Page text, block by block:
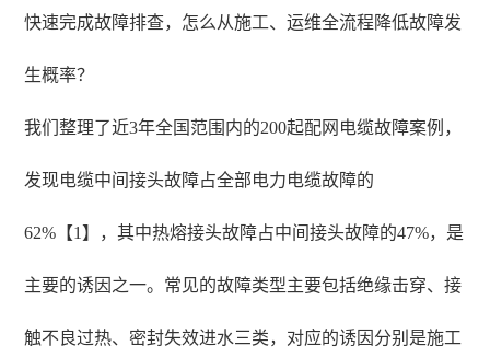
快速完成故障排查，怎么从施工、运维全流程降低故障发
生概率？
我们整理了近3年全国范围内的200起配网电缆故障案例，
发现电缆中间接头故障占全部电力电缆故障的
62%【1】，其中热熔接头故障占中间接头故障的47%，是
主要的诱因之一。常见的故障类型主要包括绝缘击穿、接
触不良过热、密封失效进水三类，对应的诱因分别是施工